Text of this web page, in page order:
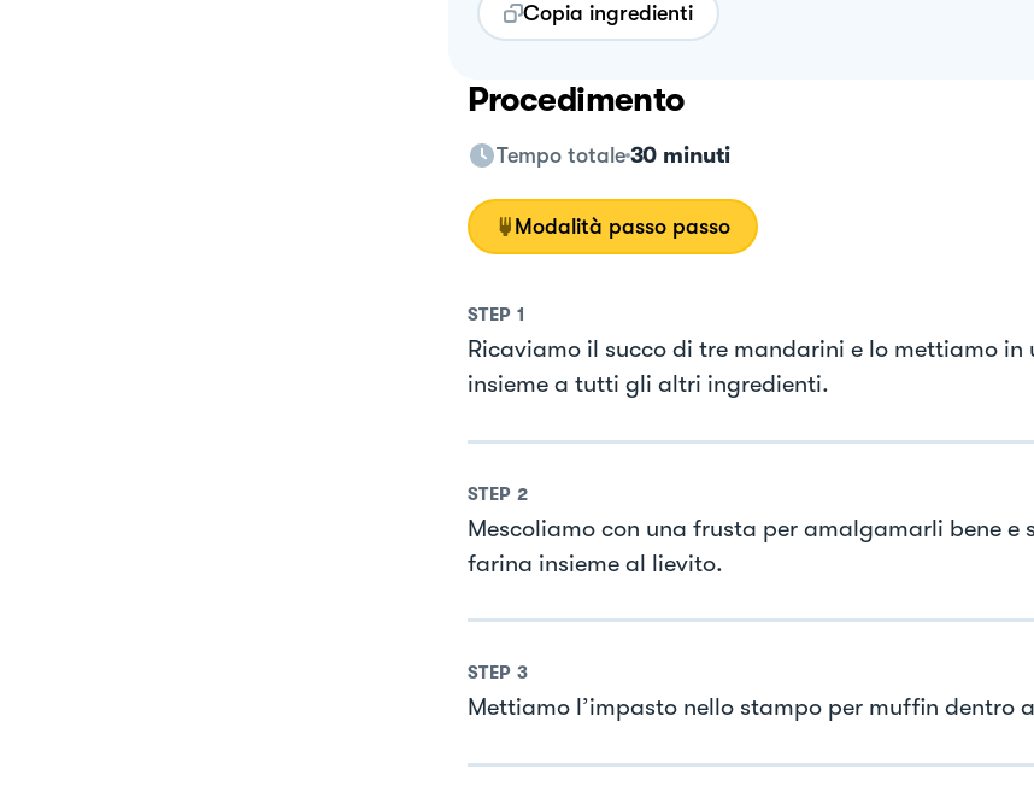
Copia ingredienti
Procedimento
Tempo totale 30 minuti
Modalità passo passo
STEP 1
Ricaviamo il succo di tre mandarini e lo mettiamo in
insieme a tutti gli altri ingredienti.
STEP 2
Mescoliamo con una frusta per amalgamarli bene e
farina insieme al lievito.
STEP 3
Mettiamo l’impasto nello stampo per muffin dentro